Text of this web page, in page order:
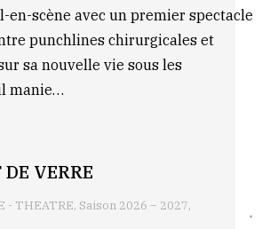
en-scène avec un premier spectacle
punchlines chirurgicales et
sa nouvelle vie sous les
manie…
VERRE
- THEATRE, Saison 2026 – 2027,